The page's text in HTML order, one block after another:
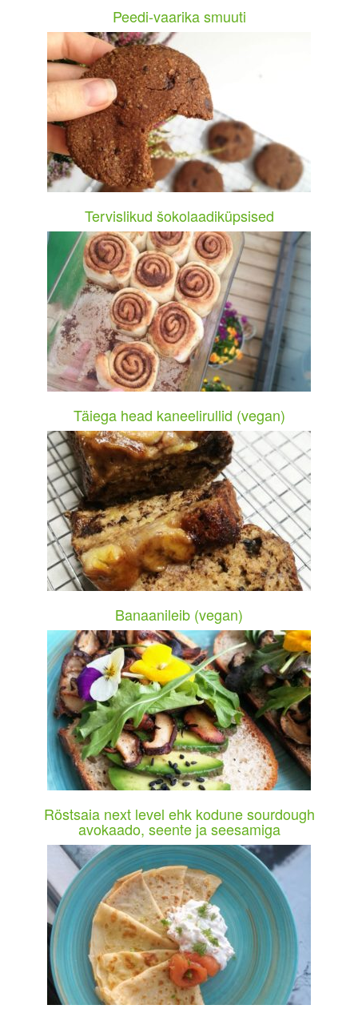
Peedi-vaarika smuuti
Tervislikud šokolaadiküpsised
Täiega head kaneelirullid (vegan)
Banaanileib (vegan)
Röstsaia next level ehk kodune sourdough
avokaado, seente ja seesamiga